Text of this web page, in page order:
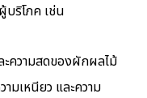
ริโภค เช่น
ะความสดของผักผลไม้
มเหนียว และความ